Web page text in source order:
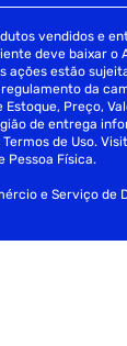
vendidos e
deve baixar o
ações estão
da
Preço,
de entrega
de Uso.
Pessoa Física.
e Serviço de